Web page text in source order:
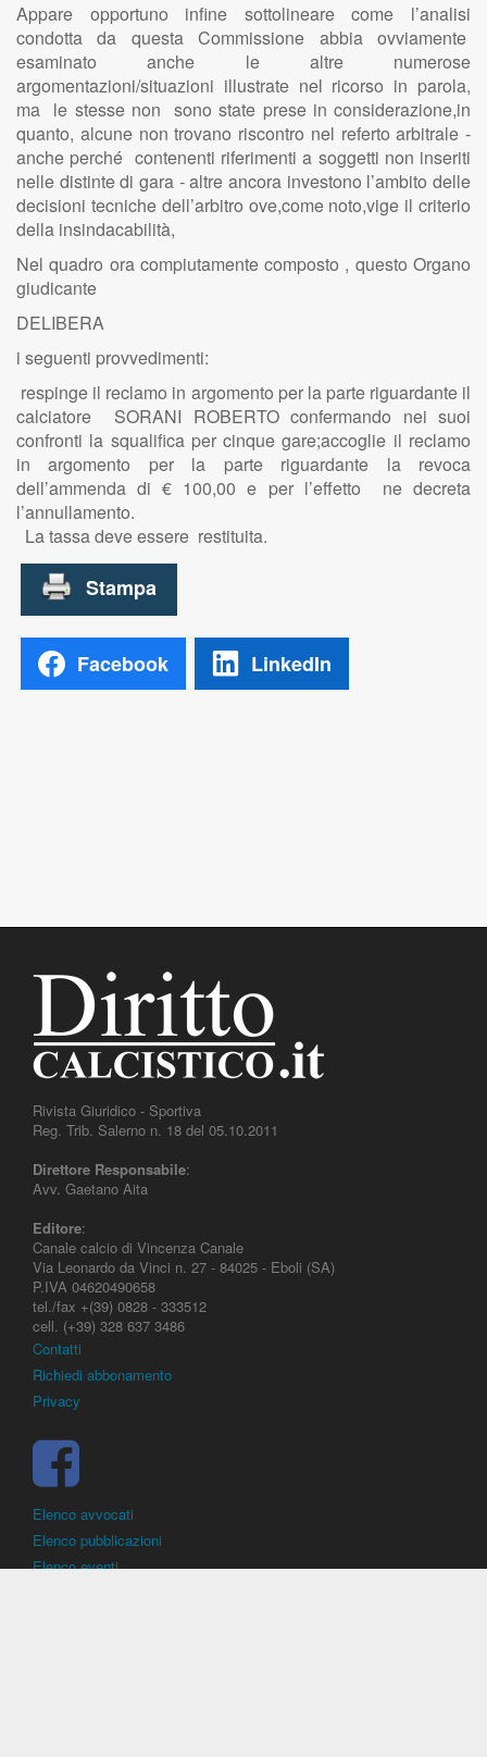
Appare opportuno infine sottolineare come l’analisi
condotta da questa Commissione abbia ovviamente
esaminato anche le altre numerose
argomentazioni/situazioni illustrate nel ricorso in parola,
ma le stesse non sono state prese in considerazione,in
quanto, alcune non trovano riscontro nel referto arbitrale -
anche perché contenenti riferimenti a soggetti non inseriti
nelle distinte di gara - altre ancora investono l’ambito delle
decisioni tecniche dell’arbitro ove,come noto,vige il criterio
della insindacabilità,
Nel quadro ora compiutamente composto , questo Organo
giudicante
DELIBERA
i seguenti provvedimenti:
respinge il reclamo in argomento per la parte riguardante il
calciatore SORANI ROBERTO confermando nei suoi
confronti la squalifica per cinque gare;accoglie il reclamo
in argomento per la parte riguardante la revoca
dell’ammenda di € 100,00 e per l’effetto ne decreta
l’annullamento.
La tassa deve essere restituita.
Facebook LinkedIn
Rivista Giuridico - Sportiva
Reg. Trib. Salerno n. 18 del 05.10.2011
Direttore Responsabile:
Avv. Gaetano Aita
Editore:
Canale calcio di Vincenza Canale
Via Leonardo da Vinci n. 27 - 84025 - Eboli (SA)
P.IVA 04620490658
tel./fax +(39) 0828 - 333512
cell. (+39) 328 637 3486
Contatti
Richiedi abbonamento
Privacy
Elenco avvocati
Elenco pubblicazioni
Elenco eventi